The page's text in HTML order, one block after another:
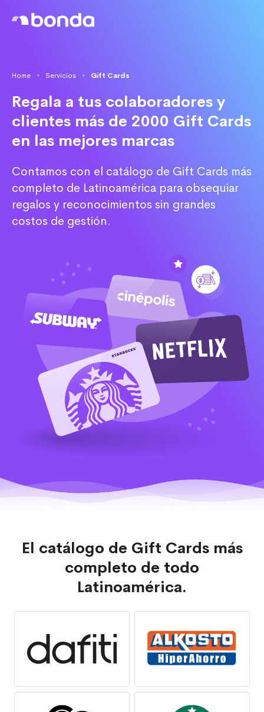
Home > Servicios > Gift Cards
Regala a tus colaboradores y
clientes más de 2000 Gift Cards
en las mejores marcas
Contamos con el catálogo de Gift Cards más
completo de Latinoamérica para obsequiar
regalos y reconocimientos sin grandes
costos de gestión.
El catálogo de Gift Cards más
completo de todo
Latinoamérica.